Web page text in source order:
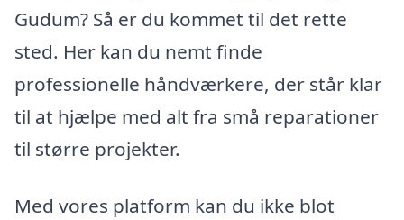
Gudum? Så er du kommet til det rette
sted. Her kan du nemt finde
professionelle håndværkere, der står klar
til at hjælpe med alt fra små reparationer
til større projekter.
Med vores platform kan du ikke blot